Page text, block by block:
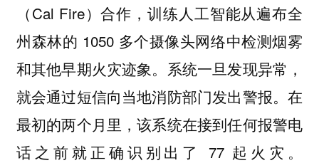
（Cal Fire）合作，训练人工智能从遍布全
州森林的 1050 多个摄像头网络中检测烟雾
和其他早期火灾迹象。系统一旦发现异常，
就会通过短信向当地消防部门发出警报。在
最初的两个月里，该系统在接到任何报警电
话之前就正确识别出了 77 起火灾。